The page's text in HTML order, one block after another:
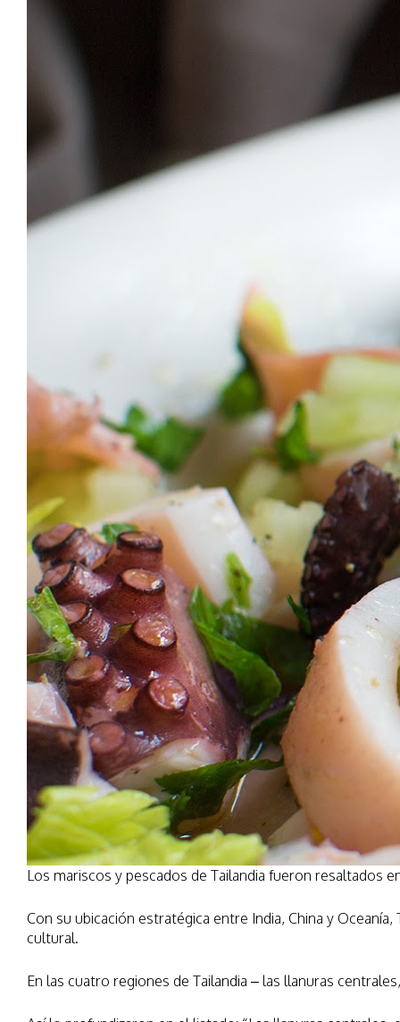
Los mariscos y pescados de Tailandia fueron resaltados
Con su ubicación estratégica entre India, China y
cultural.
En las cuatro regiones de Tailandia – las llanuras